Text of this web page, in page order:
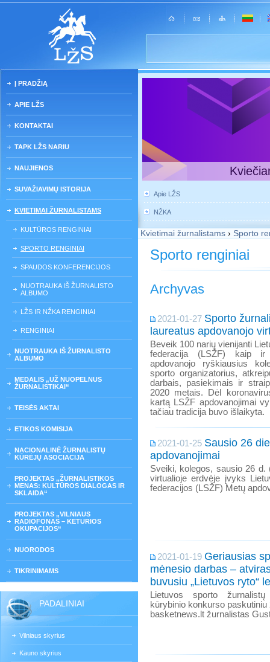
Į PRADŽIĄ
APIE LŽS
KONTAKTAI
TAPK LŽS NARIU
NAUJIENOS
SUVAŽIAVIMŲ ISTORIJA
KVIETIMAI ŽURNALISTAMS
KULTŪROS RENGINIAI
SPORTO RENGINIAI
SPAUDOS KONFERENCIJOS
NUOTRAUKA IŠ ŽURNALISTO
ALBUMO
LŽS IR NŽKA RENGINIAI
RENGINIAI
NUOTRAUKA IŠ ŽURNALISTO
ALBUMO
MEDALIS „UŽ NUOPELNUS
ŽURNALISTIKAI“
TEISĖS AKTAI
ETIKOS KOMISIJA
NACIONALINĖ ŽURNALISTŲ
KŪRĖJŲ ASOCIACIJA
PROJEKTAS „ŽURNALISTIKOS
MENAS: KULTŪROS DIALOGAS IR
SKLAIDA“
PROJEKTAS „VILNIAUS
RADIOFONAS – KETURIOS
OKUPACIJOS“
NUORODOS
TIKRINIMAMS
PADALINIAI
Vilniaus skyrius
Kauno skyrius
Apie LŽS
NŽKA
Kvietimai žurnalistams › Sporto
Sporto renginiai
Archyvas
2021-01-27 Sporto
laureatus apdovanojo
Beveik 100 narių vienijanti
federacija (LSŽF) kaip ir
apdovanojo ryškiausius
sporto organizatorius,
darbais, pasiekimais ir
2020 metais. Dėl
kartą LSŽF apdovanojimai
tačiau tradicija buvo išlaikyta.
2021-01-25 Sausio 26
apdovanojimai
Sveiki, kolegos, sausio 26 d.
virtualioje erdvėje įvyks
federacijos (LSŽF) Metų
2021-01-19 Geriausias
mėnesio darbas –
buvusiu „Lietuvos ryto“
Lietuvos sporto
kūrybinio konkurso
basketnews.lt žurnalistas